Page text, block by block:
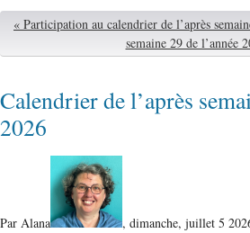
« Participation au calendrier de l’après
semaine 29 de l’année
Calendrier de l’après
2026
Par Alana , dimanche, juillet 5